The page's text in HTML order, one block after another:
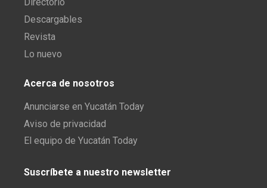
Directorio
Descargables
Revista
Lo nuevo
Acerca de nosotros
Anunciarse en Yucatán Today
Aviso de privacidad
El equipo de Yucatán Today
Suscríbete a nuestro newsletter